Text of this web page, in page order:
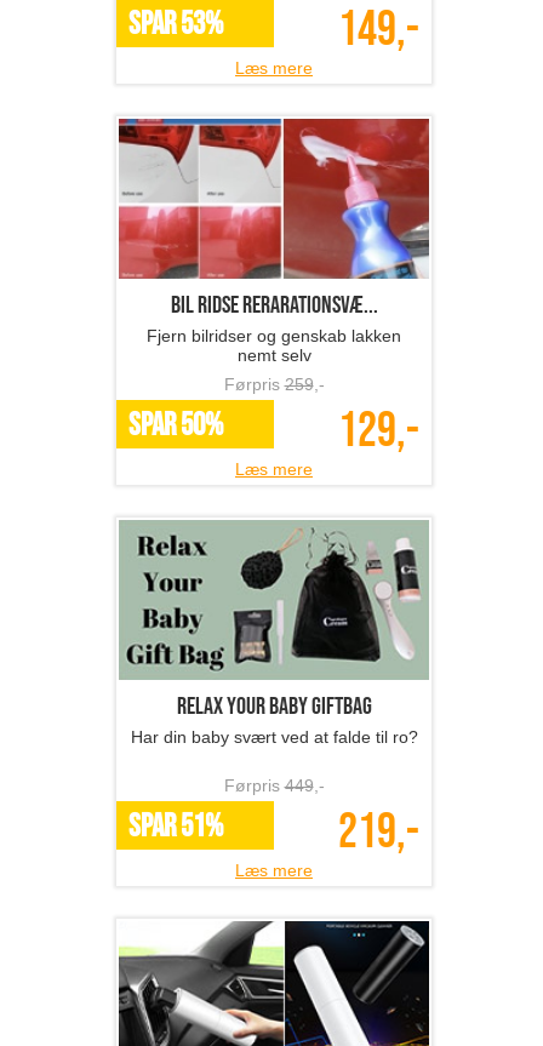
SPAR 53% 149,-
Læs mere
Bil ridse rerarationsvæ...
Fjern bilridser og genskab lakken
nemt selv
Førpris259,-
SPAR 50% 129,-
Læs mere
Relax your baby giftbag
Har din baby svært ved at falde til ro?
Førpris449,-
SPAR 51% 219,-
Læs mere